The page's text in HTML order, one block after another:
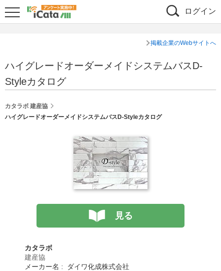
ログイン
掲載企業のWebサイトへ
ハイグレードオーダーメイドシステムバスD-
Styleカタログ
カタラボ 建産協
ハイグレードオーダーメイドシステムバスD-Styleカタログ
見る
カタラボ
建産協
メーカー名 : ダイワ化成株式会社